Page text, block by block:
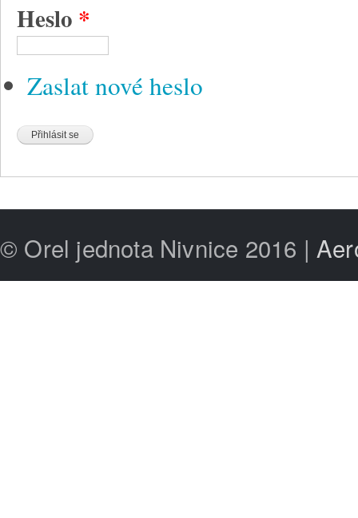
Heslo *
Zaslat nové heslo
© Orel jednota Nivnice 2016 |